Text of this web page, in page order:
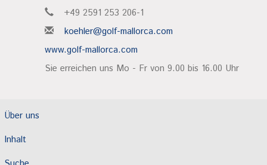
+49 2591 253 206-1
koehler@golf-mallorca.com
www.golf-mallorca.com
Sie erreichen uns Mo - Fr von 9.00 bis 16.00 Uhr
Über uns
Inhalt